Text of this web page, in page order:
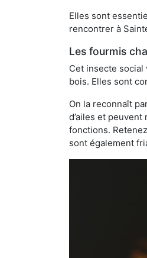
Elles sont
rencontrer à
Les fourmis
Cet insecte
bois. Elles sont
On la reconnaît
d’ailes et
fonctions.
sont également